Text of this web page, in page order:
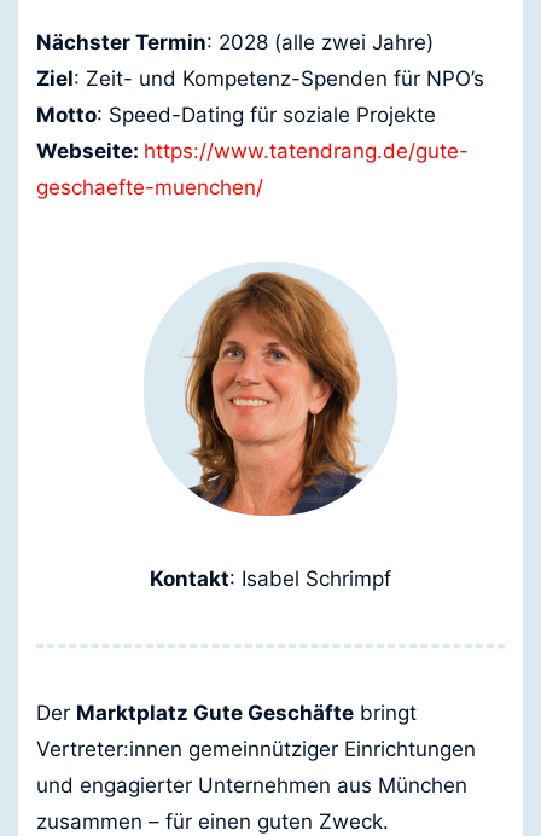
Nächster Termin: 2028 (alle zwei Jahre)
Ziel: Zeit- und Kompetenz-Spenden für NPO’s
Motto: Speed-Dating für soziale Projekte
Webseite: https://www.tatendrang.de/gute-
geschaefte-muenchen/
Kontakt: Isabel Schrimpf
Der Marktplatz Gute Geschäfte bringt
Vertreter:innen gemeinnütziger Einrichtungen
und engagierter Unternehmen aus München
zusammen – für einen guten Zweck.